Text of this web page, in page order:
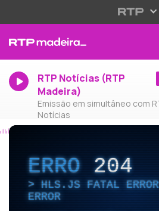
RTP Notícias (RTP
Madeira)
Emissão em simultâneo com
Notícias
ERRO204
HLS.JS FATAL
ERROR